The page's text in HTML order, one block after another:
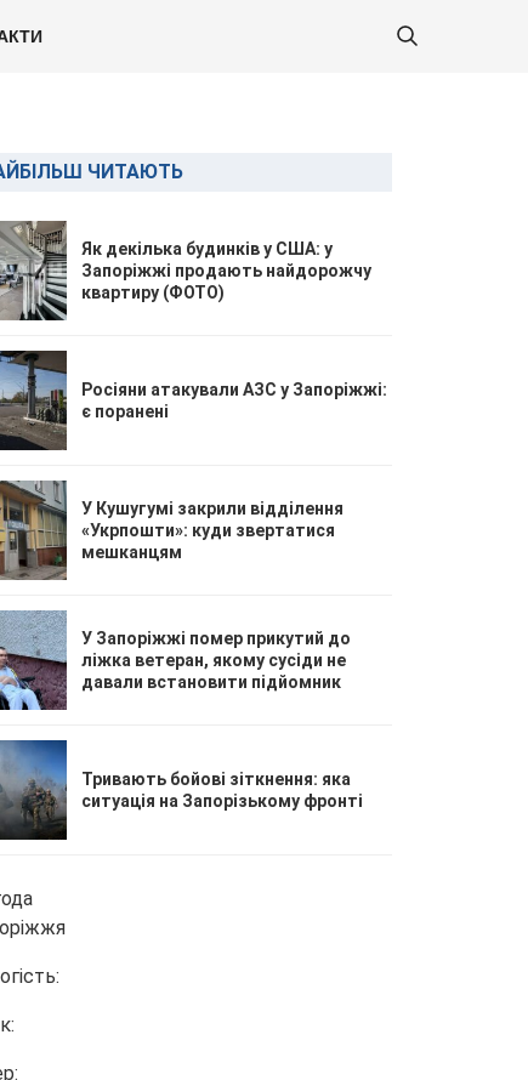
ЧИТАЮТЬ
Як декілька будинків у США: у
Запоріжжі продають найдорожчу
квартиру (ФОТО)
Росіяни атакували АЗС у Запоріжжі:
є поранені
У Кушугумі закрили відділення
«Укрпошти»: куди звертатися
мешканцям
У Запоріжжі помер прикутий до
ліжка ветеран, якому сусіди не
давали встановити підйомник
Тривають бойові зіткнення: яка
ситуація на Запорізькому фронті